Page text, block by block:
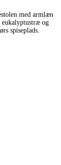
med armlæn
eukalyptustræ og
spiseplads.